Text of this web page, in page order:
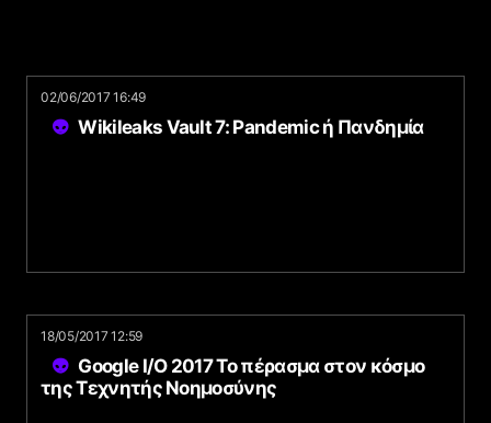
02/06/2017 16:49
Wikileaks Vault 7: Pandemic ή Πανδημία
18/05/2017 12:59
Google I/O 2017 Το πέρασμα στον κόσμο
της Τεχνητής Νοημοσύνης